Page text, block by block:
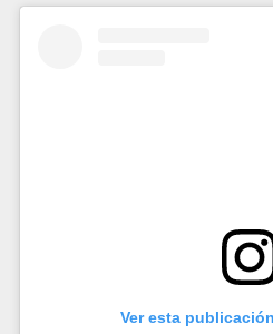
Ver esta